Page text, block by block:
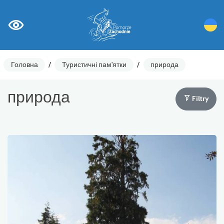
Головна / Туристичні пам'ятки / природа
природа Filtry
Лічильники циклів
Гастрономія